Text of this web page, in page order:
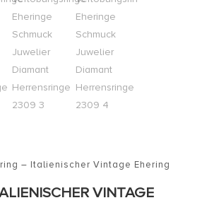
– Italienischer Vintage Ehering
VINTAGE